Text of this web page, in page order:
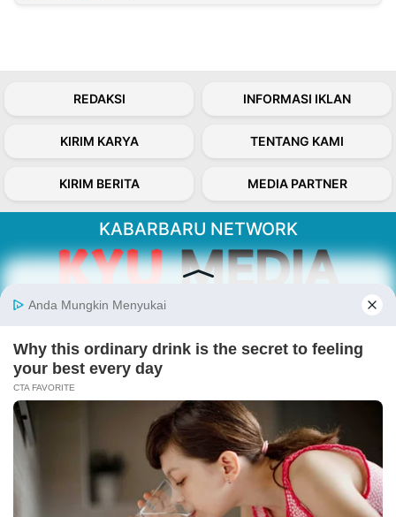
REDAKSI INFORMASI IKLAN
KIRIM KARYA TENTANG KAMI
KIRIM BERITA MEDIA PARTNER
KABARBARU NETWORK
Kabarbaru.co menyajikan berita aktual dan
inspiratif dari sudut pandang berbaik sangka
Follow Kabarbaru